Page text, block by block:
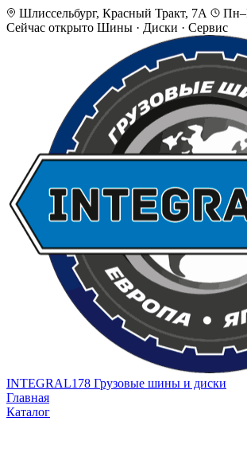
Шлиссельбург, Красный Тракт, 7А
Сейчас открыто Шины · Диски · Сервис
INTEGRAL178 Грузовые шины и диски
Главная
Каталог